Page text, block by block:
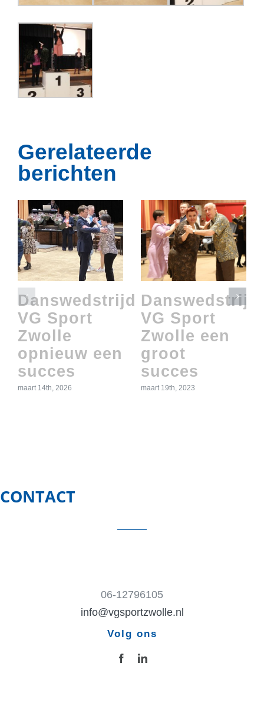
Gerelateerde
berichten
Danswedstrijd
VG Sport
Zwolle
opnieuw een
succes
maart 14th, 2026
Danswedstrijd
VG Sport
Zwolle een
groot
succes
maart 19th, 2023
CONTACT
06-12796105
info@vgsportzwolle.nl
Volg ons